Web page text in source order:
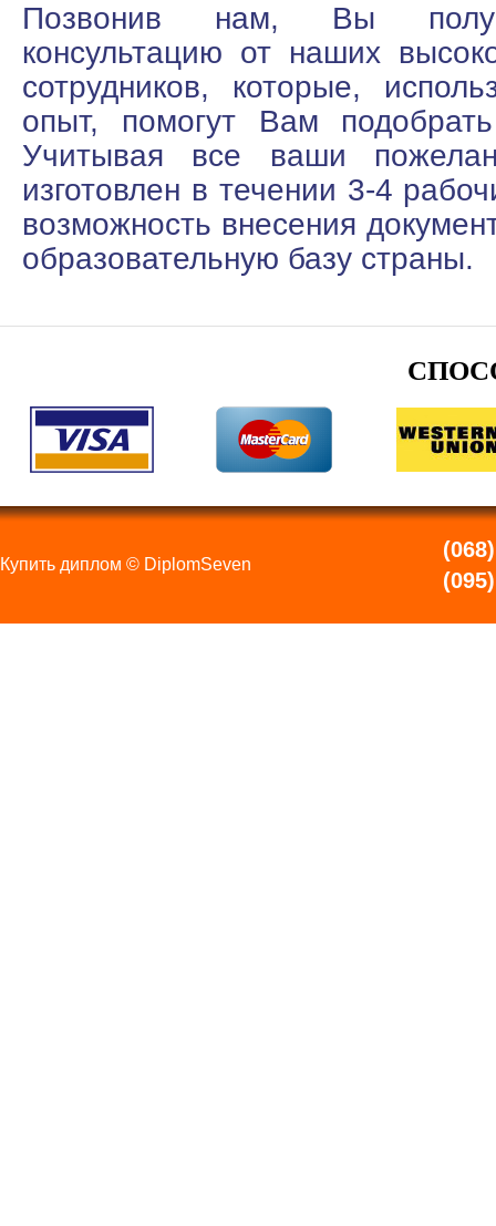
Позвонив нам, Вы
консультацию от наших
сотрудников, которые,
опыт, помогут Вам
Учитывая все ваши
изготовлен в течении 3-4
возможность внесения
образовательную базу страны.
Купить диплом © DiplomSeven